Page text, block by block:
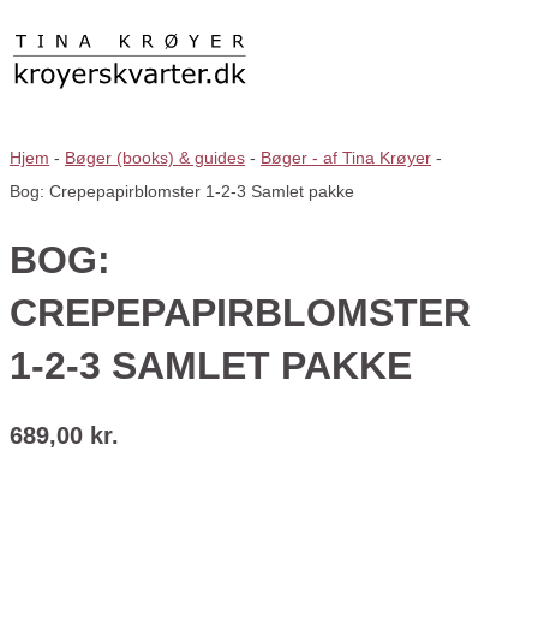
Hjem - Bøger (books) & guides - Bøger - af Tina Krøyer -
Bog: Crepepapirblomster 1-2-3 Samlet pakke
BOG:
CREPEPAPIRBLOMSTER
1-2-3 SAMLET PAKKE
689,00 kr.